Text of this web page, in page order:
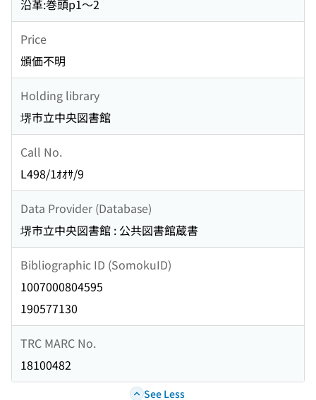
沿革:巻頭p1〜2
Price
頒価不明
Holding library
堺市立中央図書館
Call No.
L498/1ｵｵｻ/9
Data Provider (Database)
堺市立中央図書館 : 公共図書館蔵書
Bibliographic ID (SomokuID)
1007000804595
190577130
TRC MARC No.
18100482
See Less